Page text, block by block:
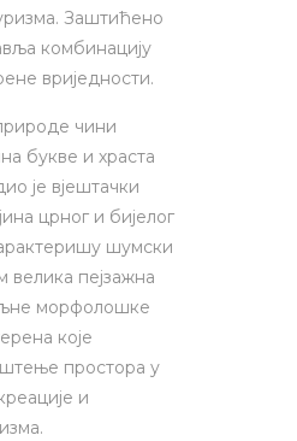
Заштићено
комбинацију
вриједности.
чини
букве и храста
је вјештачки
црног и бијелог
шумски
велика пејзажна
морфолошке
које
простора у
и